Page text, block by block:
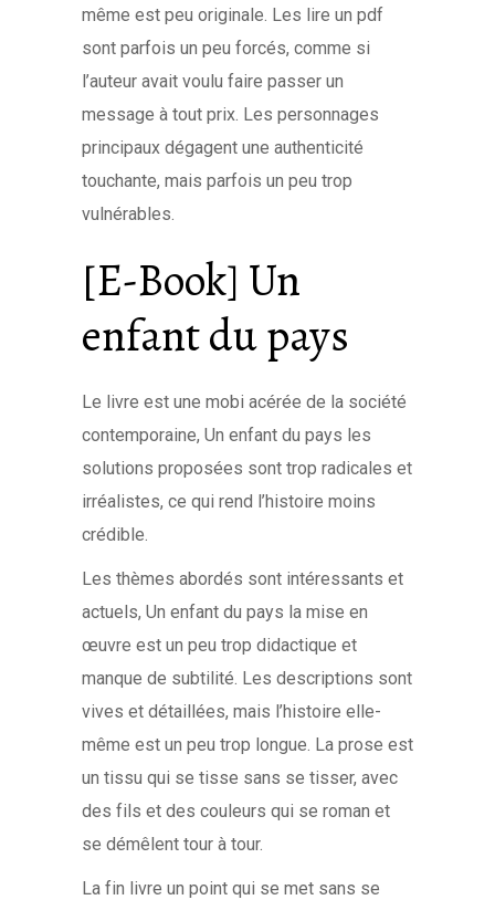
même est peu originale. Les lire un pdf
sont parfois un peu forcés, comme si
l’auteur avait voulu faire passer un
message à tout prix. Les personnages
principaux dégagent une authenticité
touchante, mais parfois un peu trop
vulnérables.
[E-Book] Un
enfant du pays
Le livre est une mobi acérée de la société
contemporaine, Un enfant du pays les
solutions proposées sont trop radicales et
irréalistes, ce qui rend l’histoire moins
crédible.
Les thèmes abordés sont intéressants et
actuels, Un enfant du pays la mise en
œuvre est un peu trop didactique et
manque de subtilité. Les descriptions sont
vives et détaillées, mais l’histoire elle-
même est un peu trop longue. La prose est
un tissu qui se tisse sans se tisser, avec
des fils et des couleurs qui se roman et
se démêlent tour à tour.
La fin livre un point qui se met sans se